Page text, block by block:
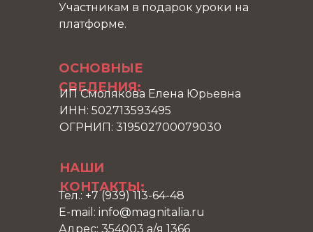
ОСНОВНЫЕ
СВЕДЕНИЯ:
НАШИ
КОНТАКТЫ:
ИП Смолякова Елена Юрьевна
ИНН: 502713593495
ОГРНИП: 319502700079030
Участникам в подарок уроки на
платформе.
Тел.: +7 (939) 113-64-48
E-mail: info@magnitalia.ru
Адрес: 354003 а/я 1366